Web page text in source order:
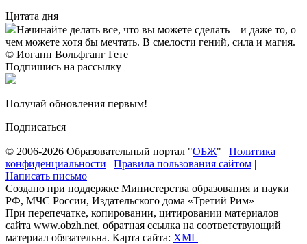
Цитата дня
Начинайте делать все, что вы можете сделать – и даже то, о
чем можете хотя бы мечтать. В смелости гений, сила и магия.
© Иоганн Вольфганг Гете
Подпишись на рассылку
Получай обновления первым!
Подписаться
© 2006-2026 Образовательный портал "ОБЖ" | Политика
конфиденциальности | Правила пользования сайтом |
Написать письмо
Создано при поддержке Министерства образования и науки
РФ, МЧС России, Издательского дома «Третий Рим»
При перепечатке, копировании, цитировании материалов
сайта www.obzh.net, обратная ссылка на соответствующий
материал обязательна. Карта сайта: XML